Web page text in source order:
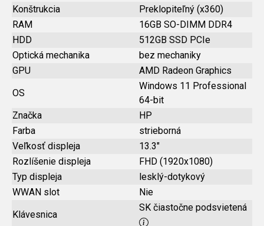
Konštrukcia
Preklopiteľný (x360)
RAM
16GB SO-DIMM DDR4
HDD
512GB SSD PCIe
Optická mechanika
bez mechaniky
GPU
AMD Radeon Graphics
OS
Windows 11 Professional
64-bit
Značka
HP
Farba
strieborná
Veľkosť displeja
13.3"
Rozlíšenie displeja
FHD (1920x1080)
Typ displeja
lesklý-dotykový
WWAN slot
Nie
Klávesnica
SK čiastočne podsvietená